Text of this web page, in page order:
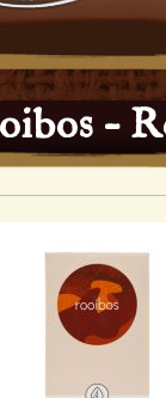
–